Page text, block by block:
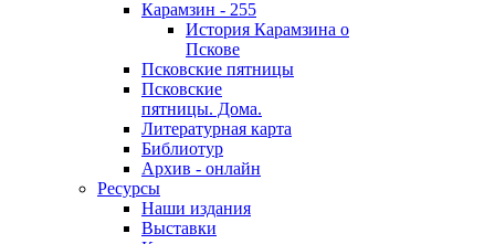
Карамзин - 255
История Карамзина о
Пскове
Псковские пятницы
Псковские
пятницы. Дома.
Литературная карта
Библиотур
Архив - онлайн
Ресурсы
Наши издания
Выставки